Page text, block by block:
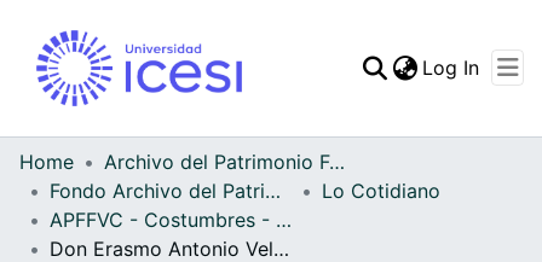
Statistics
Log In
Home
Archivo del Patrimonio Fotográfico y Fílmico del Valle del Cauca
Fondo Archivo del Patrimonio Fotográfico y Fílmico del Valle del Cauca
Lo Cotidiano
APFFVC - Costumbres - Patrimonial
Don Erasmo Antonio Velásquez, vestido de poncho, sombrero y carriel como típico arriero colonizador poblador de el municipio